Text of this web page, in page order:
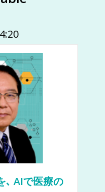
､ AIで医療の